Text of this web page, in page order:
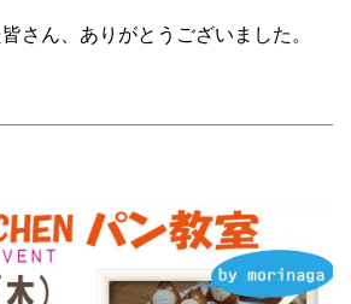
さん、ありがとうございました。